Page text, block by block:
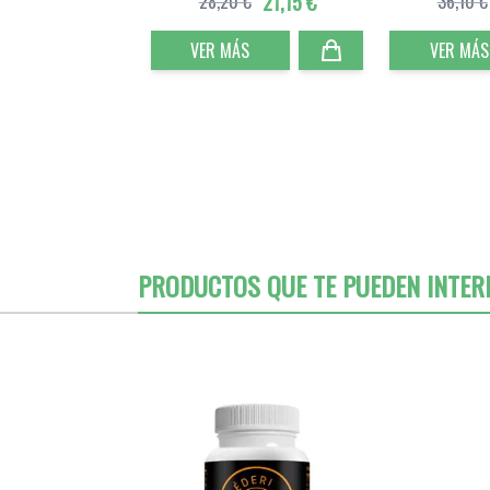
VER MÁS
VER MÁS
PRODUCTOS QUE TE PUEDEN